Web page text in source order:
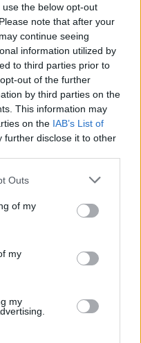
the below opt-out
note that after your
continue seeing
information utilized by
to third parties prior to
out of the further
by third parties on the
This information may
on the IAB’s List of
further disclose it to other
Outs
of my
my
my
reikaluose
ženklai pagaliau
kurio taip ilgai